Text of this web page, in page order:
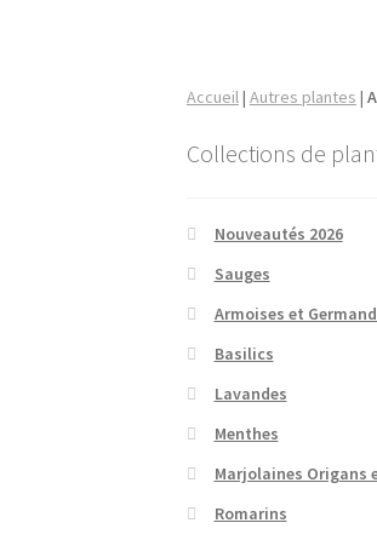
Accueil| Autres plantes |
Collections de
Nouveautés 2026
Sauges
Armoises et
Basilics
Lavandes
Menthes
Marjolaines Origans
Romarins